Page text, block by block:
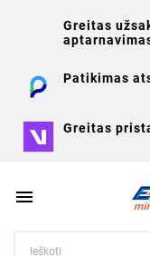
Greitas
Patikimas
Greitas
